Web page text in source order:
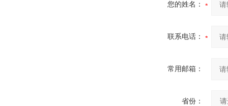
您的姓名：
联系电话：
常用邮箱：
省份：